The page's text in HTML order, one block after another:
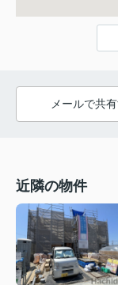
メールで共
近隣の物件